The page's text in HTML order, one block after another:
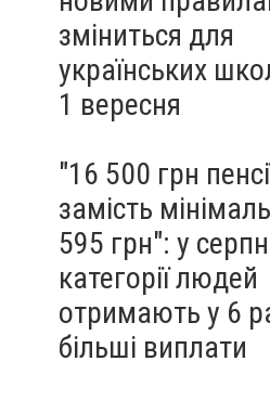
зміниться для
українських
1 вересня
"16 500 грн
замість
595 грн": у
категорії людей
отримають у 6
більші виплати